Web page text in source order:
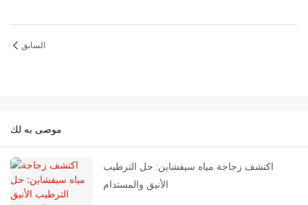
السابق
موصى به لك
اكتشف زجاجة مياه سيفشاين: حل الترطيب
الأنيق والمستدام